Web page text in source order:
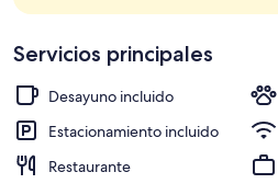
Servicios principales
Desayuno incluido
Estacionamiento incluido
Restaurante